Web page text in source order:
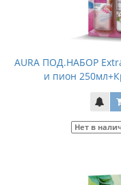
AURA ПОД.НАБОР
и пион
Нет в